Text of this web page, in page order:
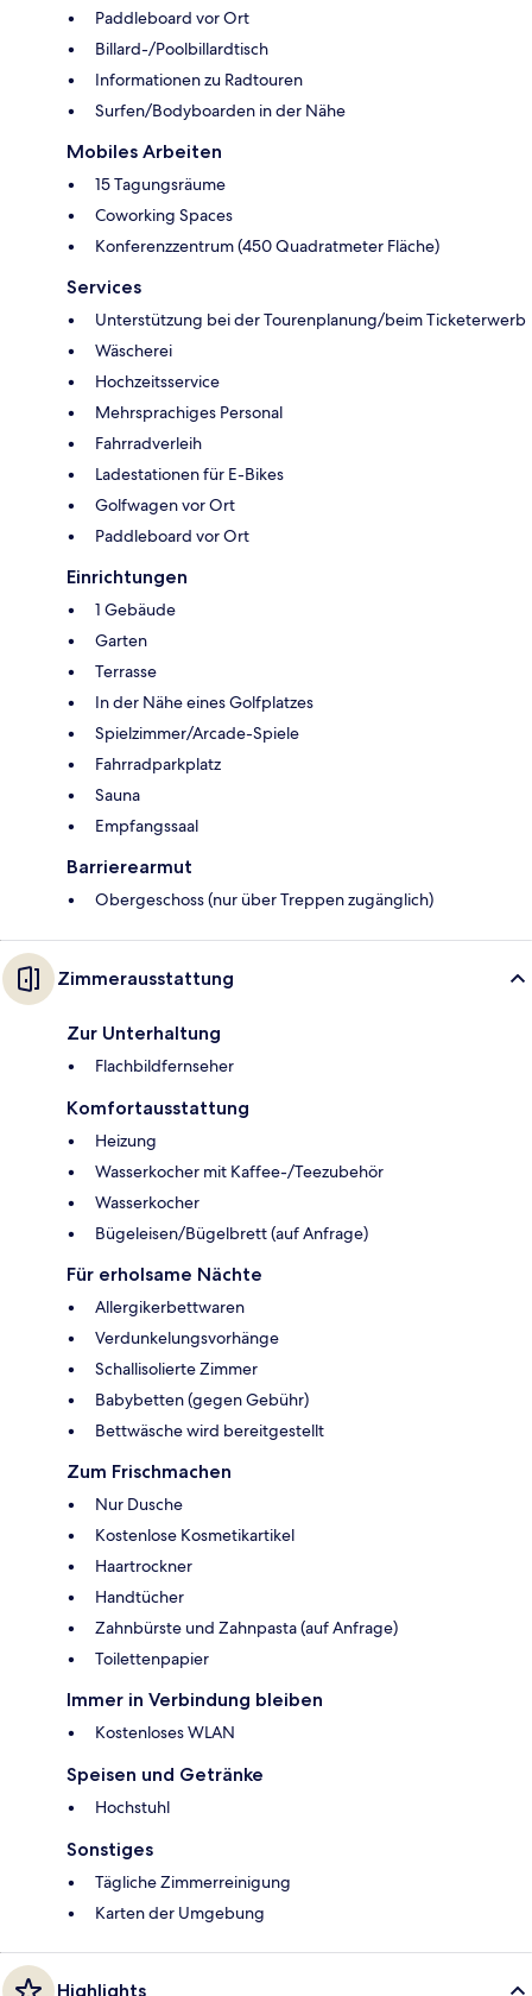
Paddleboard vor Ort
Billard-/Poolbillardtisch
Informationen zu Radtouren
Surfen/Bodyboarden in der Nähe
Mobiles Arbeiten
15 Tagungsräume
Coworking Spaces
Konferenzzentrum (450 Quadratmeter Fläche)
Services
Unterstützung bei der Tourenplanung/beim Ticketerwerb
Wäscherei
Hochzeitsservice
Mehrsprachiges Personal
Fahrradverleih
Ladestationen für E-Bikes
Golfwagen vor Ort
Paddleboard vor Ort
Einrichtungen
1 Gebäude
Garten
Terrasse
In der Nähe eines Golfplatzes
Spielzimmer/Arcade-Spiele
Fahrradparkplatz
Sauna
Empfangssaal
Barrierearmut
Obergeschoss (nur über Treppen zugänglich)
Zimmerausstattung
Zur Unterhaltung
Flachbildfernseher
Komfortausstattung
Heizung
Wasserkocher mit Kaffee-/Teezubehör
Wasserkocher
Bügeleisen/Bügelbrett (auf Anfrage)
Für erholsame Nächte
Allergikerbettwaren
Verdunkelungsvorhänge
Schallisolierte Zimmer
Babybetten (gegen Gebühr)
Bettwäsche wird bereitgestellt
Zum Frischmachen
Nur Dusche
Kostenlose Kosmetikartikel
Haartrockner
Handtücher
Zahnbürste und Zahnpasta (auf Anfrage)
Toilettenpapier
Immer in Verbindung bleiben
Kostenloses WLAN
Speisen und Getränke
Hochstuhl
Sonstiges
Tägliche Zimmerreinigung
Karten der Umgebung
Highlights